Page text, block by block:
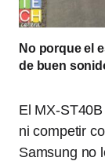
No porque el
de buen
El MX-
ni competir
Samsung no